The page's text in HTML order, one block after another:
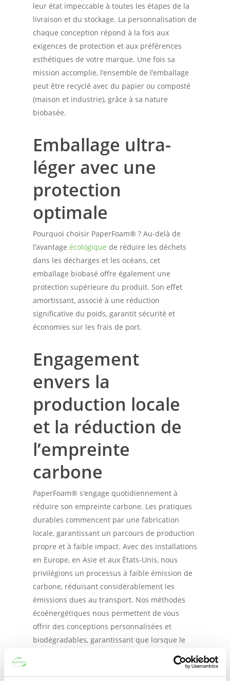
leur état impeccable à toutes les étapes de la
livraison et du stockage. La personnalisation de
chaque conception répond à la fois aux
exigences de protection et aux préférences
esthétiques de votre marque. Une fois sa
mission accomplie, l’ensemble de l’emballage
peut être recyclé avec du papier ou composté
(maison et industrie), grâce à sa nature
biobasée.
Emballage ultra-
léger avec une
protection
optimale
Pourquoi choisir PaperFoam® ? Au-delà de
l’avantage écologique de réduire les déchets
dans les décharges et les océans, cet
emballage biobasé offre également une
protection supérieure du produit. Son effet
amortissant, associé à une réduction
significative du poids, garantit sécurité et
économies sur les frais de port.
Engagement
envers la
production locale
et la réduction de
l’empreinte
carbone
PaperFoam® s’engage quotidiennement à
réduire son empreinte carbone. Les pratiques
durables commencent par une fabrication
locale, garantissant un parcours de production
propre et à faible impact. Avec des installations
en Europe, en Asie et aux États-Unis, nous
privilégions un processus à faible émission de
carbone, réduisant considérablement les
émissions dues au transport. Nos méthodes
écoénergétiques nous permettent de vous
offrir des conceptions personnalisées et
biodégradables, garantissant que lorsque le
retourner gracieusement à la terre sous forme